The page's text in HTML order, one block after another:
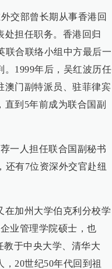
交部曾长期从事香港回
处担任职务。香港回归
联合联络小组中方最后一
1999年后，吴红波历任
澳门副特派员、驻菲律宾
到5年前成为联合国副
一人担任联合国副秘书
还有7位资深外交官赴纽
在加州大学伯克利分校学
业管理学院硕士，也
教于中央大学、清华大
20世纪50年代回到祖